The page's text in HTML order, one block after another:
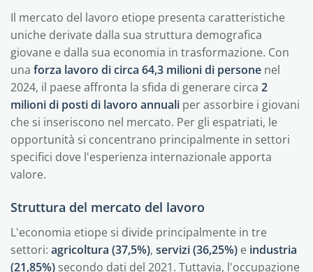
Il mercato del lavoro etiope presenta caratteristiche
uniche derivate dalla sua struttura demografica
giovane e dalla sua economia in trasformazione. Con
una forza lavoro di circa 64,3 milioni di persone nel
2024, il paese affronta la sfida di generare circa 2
milioni di posti di lavoro annuali per assorbire i giovani
che si inseriscono nel mercato. Per gli espatriati, le
opportunità si concentrano principalmente in settori
specifici dove l'esperienza internazionale apporta
valore.
Struttura del mercato del lavoro
L'economia etiope si divide principalmente in tre
settori: agricoltura (37,5%), servizi (36,25%) e industria
(21,85%) secondo dati del 2021. Tuttavia, l'occupazione